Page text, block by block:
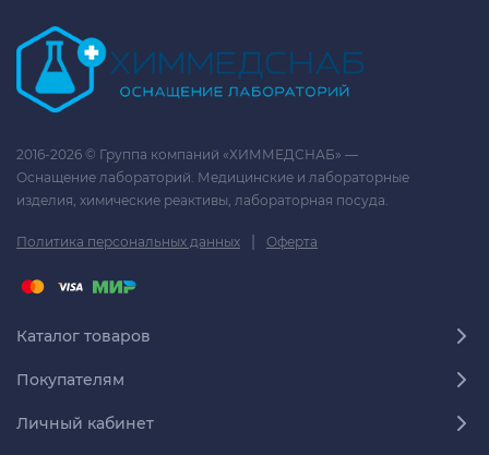
2016-2026 © Группа компаний «ХИММЕДСНАБ» —
Оснащение лабораторий. Медицинские и лабораторные
изделия, химические реактивы, лабораторная посуда.
Политика персональных данных | Оферта
Каталог товаров
Покупателям
Личный кабинет